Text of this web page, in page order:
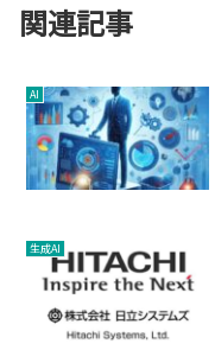
関連記事
AI
生成AI